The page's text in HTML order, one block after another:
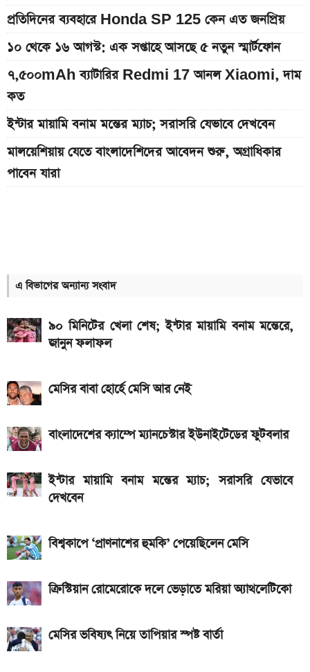
প্রতিদিনের ব্যবহারে Honda SP 125 কেন এত জনপ্রিয়
১০ থেকে ১৬ আগস্ট: এক সপ্তাহে আসছে ৫ নতুন স্মার্টফোন
৭,৫০০mAh ব্যাটারির Redmi 17 আনল Xiaomi, দাম
কত
ইন্টার মায়ামি বনাম মন্তের ম্যাচ; সরাসরি যেভাবে দেখবেন
মালয়েশিয়ায় যেতে বাংলাদেশিদের আবেদন শুরু, অগ্রাধিকার
পাবেন যারা
৭,৫০০mAh ব্যাটারি ও ১২০Hz ডিসপ্লে
প্রকাশ হল এসএসসি পরীক্ষার ফল; একক্লিকে ফল দেখুন
এখানে
৭৫০০mAh ব্যাটারি নিয়ে বাজারে এলো Redmi 17 5G
SSC Result 2026: ফল দেখুন এখানে
iQOO Z11-এ থাকছে ৬.৮৩ ইঞ্চির কার্ভড AMOLED
ডিসপ্লে, থাকছে সরু ফ্রেম
Bajaj Pulsar N160 S: দাম, ইঞ্জিন, ফিচার ও
স্পেসিফিকেশন
আকর্ষণীয় স্পোর্টস বাইক
মাইলেজ
এ বিভাগের অন্যান্য সংবাদ
৯০ মিনিটের খেলা শেষ; ইন্টার মায়ামি বনাম মন্তেরে,
জানুন ফলাফল
মেসির বাবা হোর্হে মেসি আর নেই
বাংলাদেশের ক্যাম্পে ম্যানচেস্টার ইউনাইটেডের ফুটবলার
ইন্টার মায়ামি বনাম মন্তের ম্যাচ; সরাসরি যেভাবে
দেখবেন
বিশ্বকাপে ‘প্রাণনাশের হুমকি’ পেয়েছিলেন মেসি
ক্রিস্টিয়ান রোমেরোকে দলে ভেড়াতে মরিয়া অ্যাথলেটিকো
মেসির ভবিষ্যৎ নিয়ে তাপিয়ার স্পষ্ট বার্তা